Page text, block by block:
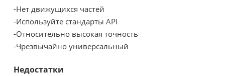
-Нет движущихся частей
-Используйте стандарты API
-Относительно высокая точность
-Чрезвычайно универсальный
Недостатки